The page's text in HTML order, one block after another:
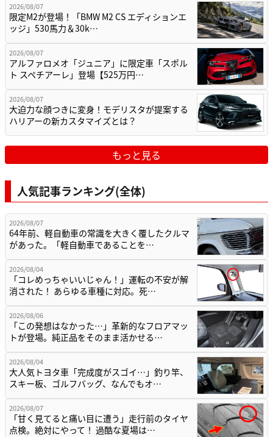
2026/08/07
限定M2が登場！「BMW M2 CS エディションエ
ッジ」530馬力＆30k…
2026/08/07
アルファロメオ「ジュニア」に限定車「スポル
ト スペチアーレ」登場【525万円…
2026/08/07
大迫力な顔つきに変身！モデリスタが提案する
ハリアーの新カスタマイズとは？
もっと見る
人気記事ランキング(全体)
2026/08/07
64年前、軽自動車の常識を大きく覆したクルマ
があった。「軽自動車であることを…
2026/08/04
「コレめっちゃいいじゃん！」運転の不安が解
消された！ あらゆる車種に対応。死…
2026/08/06
「この発想はなかった…」革新的なフロアマッ
トが登場。純正品をそのまま活かせる…
2026/08/04
大人気トヨタ車「完成度がスゴイ…」釣り竿、
スキー板、ゴルフバッグ、なんでもオ…
2026/08/07
「甘く見てると痛い目に遭う」走行前のタイヤ
点検。絶対にやって！ 過酷な夏場は…